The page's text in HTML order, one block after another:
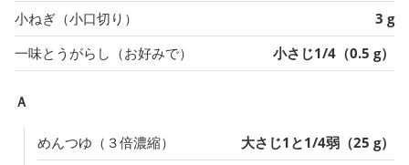
小ねぎ（小口切り）
3 g
一味とうがらし（お好みで）
小さじ1/4（0.5 g）
Ａ
めんつゆ（３倍濃縮）
大さじ1と1/4弱（25 g）